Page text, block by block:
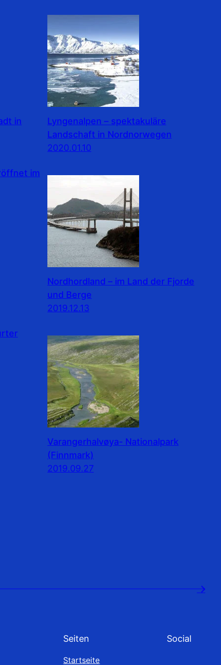
in
Lyngenalpen – spektakuläre
Landschaft in Nordnorwegen
2020.01.10
im
Nordhordland – im Land der Fjorde
und Berge
2019.12.13
Varangerhalvøya- Nationalpark
(Finnmark)
2019.09.27
→
Seiten
Startseite
Social